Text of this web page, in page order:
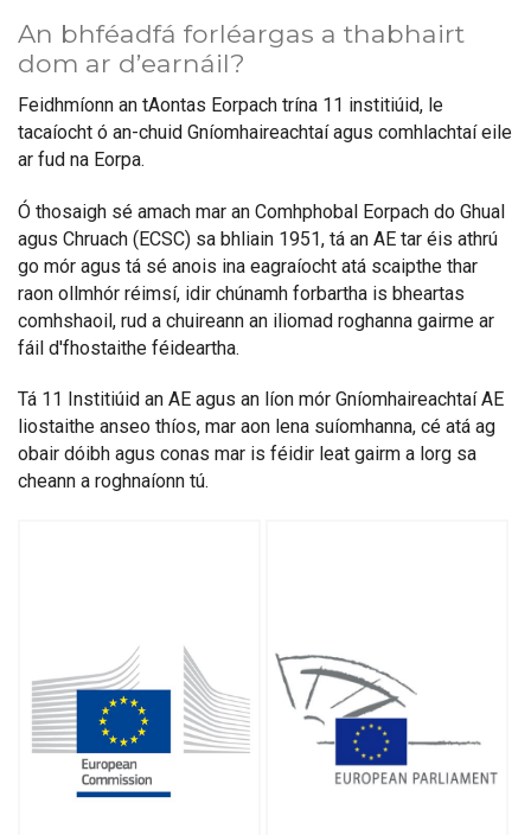
An bhféadfá forléargas a thabhairt
dom ar d’earnáil?
Feidhmíonn an tAontas Eorpach trína 11 institiúid, le
tacaíocht ó an-chuid Gníomhaireachtaí agus comhlachtaí eile
ar fud na Eorpa.
Ó thosaigh sé amach mar an Comhphobal Eorpach do Ghual
agus Chruach (ECSC) sa bhliain 1951, tá an AE tar éis athrú
go mór agus tá sé anois ina eagraíocht atá scaipthe thar
raon ollmhór réimsí, idir chúnamh forbartha is bheartas
comhshaoil, rud a chuireann an iliomad roghanna gairme ar
fáil d'fhostaithe féideartha.
Tá 11 Institiúid an AE agus an líon mór Gníomhaireachtaí AE
liostaithe anseo thíos, mar aon lena suíomhanna, cé atá ag
obair dóibh agus conas mar is féidir leat gairm a lorg sa
cheann a roghnaíonn tú.